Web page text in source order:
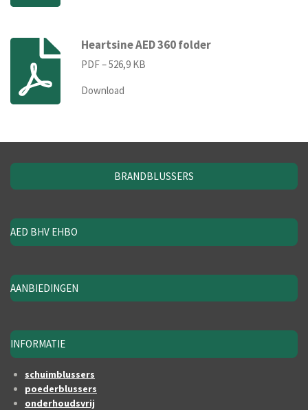
Heartsine AED 360 folder
PDF – 526,9 KB
Download
BRANDBLUSSERS
AED BHV EHBO
AANBIEDINGEN
INFORMATIE
schuimblussers
poederblussers
onderhoudsvrij